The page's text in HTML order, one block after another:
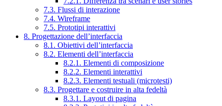
7.3. Flussi di interazione
7.4. Wireframe
7.5. Prototipi interattivi
8. Progettazione dell’interfaccia
8.1. Obiettivi dell’interfaccia
8.2. Elementi dell’interfaccia
8.2.1. Elementi di composizione
8.2.2. Elementi interattivi
8.2.3. Elementi testuali (microtesti)
8.3. Progettare e costruire in alta fedeltà
8.3.1. Layout di pagina